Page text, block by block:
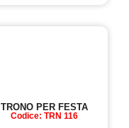
TRONO PER FESTA
Codice: TRN 116